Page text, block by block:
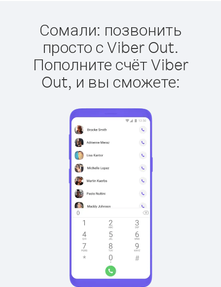
Сомали: позвонить
просто с Viber Out.
Пополните счёт Viber
Out, и вы сможете: